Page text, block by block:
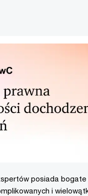
posiada
i